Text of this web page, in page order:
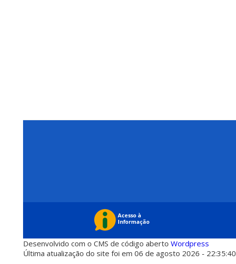
Desenvolvido com o CMS de código aberto Wordpress
Última atualização do site foi em 06 de agosto 2026 - 22:35:40